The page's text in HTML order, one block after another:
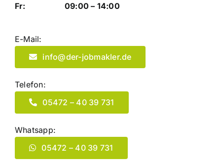
Fr:
09:00 – 14:00
E-Mail:
info@der-jobmakler.de
Telefon:
05472 – 40 39 731
Whatsapp:
05472 – 40 39 731